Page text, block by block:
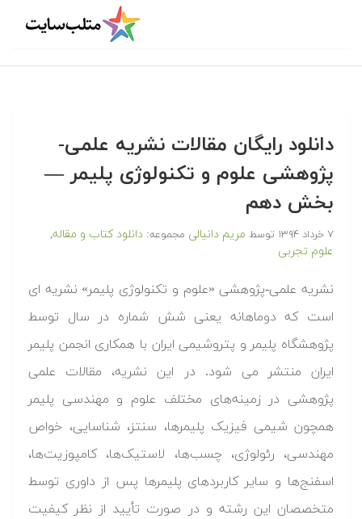
دانلود رایگان مقالات نشریه علمی-
پژوهشی علوم و تکنولوژی پلیمر —
بخش دهم
۷ خرداد ۱۳۹۴ توسط مریم دانیالی مجموعه: دانلود کتاب و مقاله,
علوم تجربی
نشریه علمی-پژوهشی «علوم و تکنولوژی پلیمر» نشریه ای
است که دوماهانه یعنی شش شماره در سال توسط
پژوهشگاه پلیمر و پتروشیمی ایران با همکاری انجمن پلیمر
ایران منتشر می­ شود. در این نشریه، مقالات علمی
پژوهشی در زمینه‌های مختلف علوم و مهندسی پلیمر
همچون شیمی فیزیک پلیمرها، سنتز، شناسایی، خواص
مهندسی، رئولوژی، چسب‌ها، لاستیک‌ها، کامپوزیت‌ها،
اسفنج‌ها و سایر کاربردهای پلیمرها پس از داوری توسط
متخصصان این رشته و در صورت تأیید از نظر کیفیت